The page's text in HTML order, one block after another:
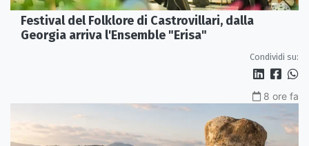
Festival del Folklore di Castrovillari, dalla
Georgia arriva l'Ensemble "Erisa"
Condividi su:
8 ore fa